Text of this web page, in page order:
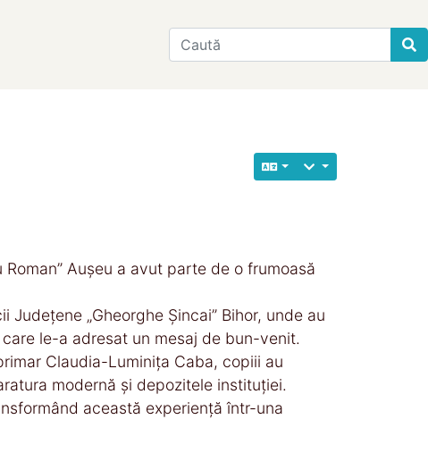
Find
Aușeu a avut parte de o frumoasă
„Gheorghe Șincai” Bihor, unde au
le-a adresat un mesaj de bun-venit.
Claudia-Luminița Caba, copiii au
modernă și depozitele instituției.
această experiență într-una